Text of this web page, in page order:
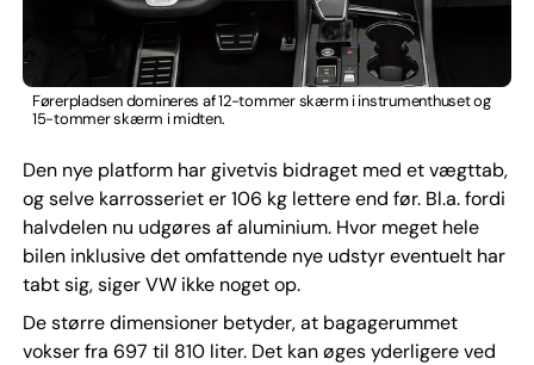
Førerpladsen domineres af 12-tommer skærm i instrumenthuset og
15-tommer skærm i midten.
Den nye platform har givetvis bidraget med et vægttab,
og selve karrosseriet er 106 kg lettere end før. Bl.a. fordi
halvdelen nu udgøres af aluminium. Hvor meget hele
bilen inklusive det omfattende nye udstyr eventuelt har
tabt sig, siger VW ikke noget op.
De større dimensioner betyder, at bagagerummet
vokser fra 697 til 810 liter. Det kan øges yderligere ved